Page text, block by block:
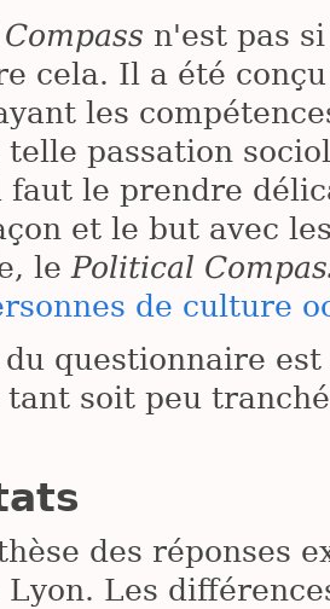
n'est pas
cela. Il a été
les
passation
le prendre
et le but avec
le Political
de culture
questionnaire
tant soit peu
des réponses
Les